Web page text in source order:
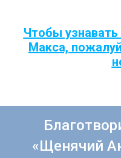
Чтобы
Макса,
«Щенячий